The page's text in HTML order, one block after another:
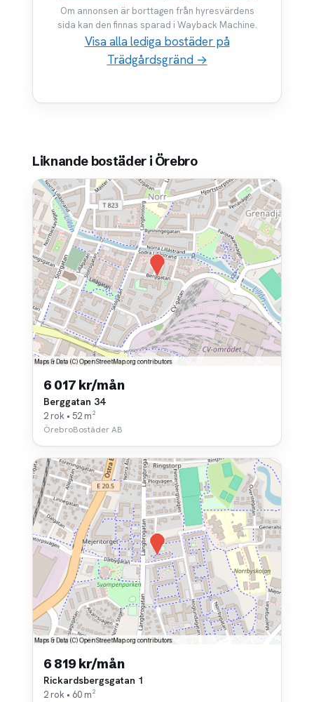
Om annonsen är borttagen från hyresvärdens
sida kan den finnas sparad i Wayback Machine.
Visa alla lediga bostäder på
Trädgårdsgränd →
Liknande bostäder i Örebro
6 017 kr/mån
Berggatan 34
2 rok • 52 m²
ÖrebroBostäder AB
6 819 kr/mån
Rickardsbergsgatan 1
2 rok • 60 m²